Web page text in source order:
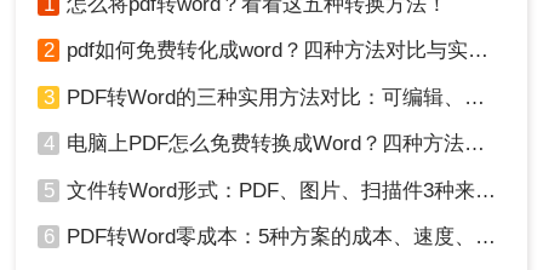
2 pdf如何免费转化成word？四种方法对比与实操指南（附详细表格）
3 PDF转Word的三种实用方法对比：可编辑、保格式、避风险！
4 电脑上PDF怎么免费转换成Word？四种方法对比与实操指南（附详细表格）!
5 文件转Word形式：PDF、图片、扫描件3种来源分别怎么处理！
6 PDF转Word零成本：5种方案的成本、速度、精度对比！